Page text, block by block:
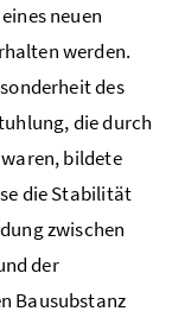
neuen
werden.
des
die durch
bildete
die Stabilität
zwischen
der
Bausubstanz